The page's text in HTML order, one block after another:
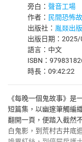
旁白： 聲音工場
作者： 民間恐怖
出版社： 胤燚出版
出版日期：
語言：中文
ISBN：
時長：09:42:22
《每晚一個鬼故事》是
短篇集，以幽邃筆觸編
翻開一頁，便踏入截然
白鬼影，到荒村古井底